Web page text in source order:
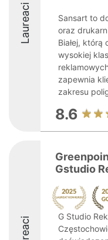
Laureaci
Sansart to
oraz
Białej, którą
wysokiej
zapewnia
zakresu
8.6
Gstudio
G Studio